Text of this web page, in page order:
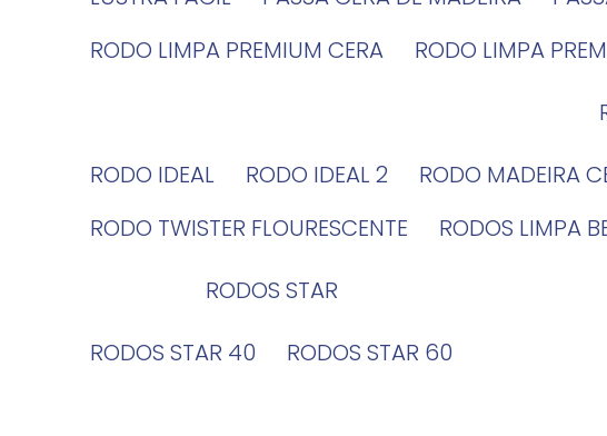
RODO LIMPA PREMIUM CERA
RODO LIMPA
RODO IDEAL
RODO IDEAL 2 RODO MADEIRA
RODO TWISTER FLOURESCENTE
RODOS LIMPA
RODOS STAR
RODOS STAR 40
RODOS STAR 60